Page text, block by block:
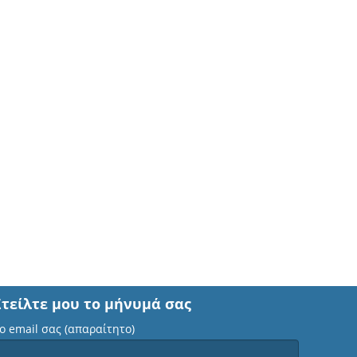
μου το μήνυμά σας
email σας (απαραίτητο)